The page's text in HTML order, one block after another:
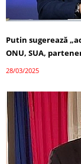
Putin sugerează
ONU, SUA,
28/03/2025